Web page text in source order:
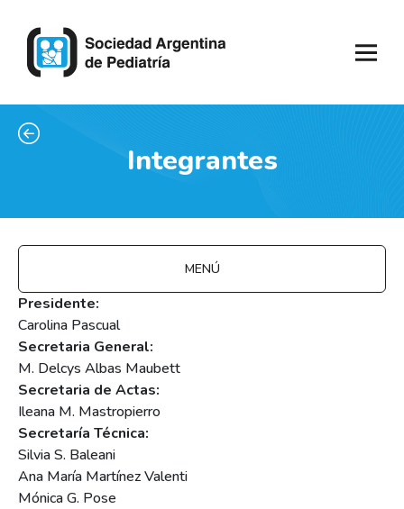
Integrantes
MENÚ
Presidente:
Carolina Pascual
Secretaria General:
M. Delcys Albas Maubett
Secretaria de Actas:
Ileana M. Mastropierro
Secretaría Técnica:
Silvia S. Baleani
Ana María Martínez Valenti
Mónica G. Pose